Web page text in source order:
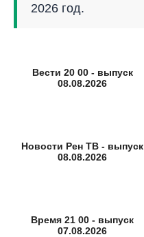
2026 год.
Вести 20 00 - выпуск
08.08.2026
Новости Рен ТВ - выпуск
08.08.2026
Время 21 00 - выпуск
07.08.2026